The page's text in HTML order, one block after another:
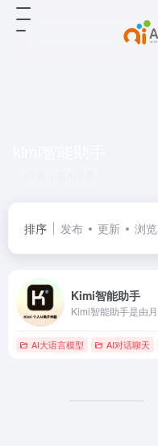
排序 发布 更新 浏览
Kimi智能助手
AI大语言模型 AI对话聊天